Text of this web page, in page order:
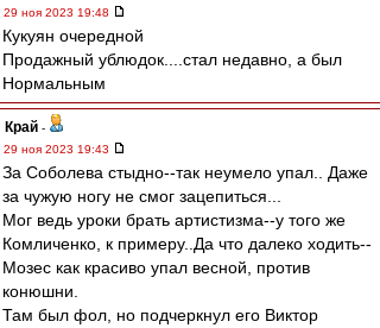
29 ноя 2023 19:48
Кукуян очередной
Продажный ублюдок....стал недавно, а был
Нормальным
Край -
29 ноя 2023 19:43
За Соболева стыдно--так неумело упал.. Даже
за чужую ногу не смог зацепиться...
Мог ведь уроки брать артистизма--у того же
Комличенко, к примеру..Да что далеко ходить--
Мозес как красиво упал весной, против
конюшни.
Там был фол, но подчеркнул его Виктор